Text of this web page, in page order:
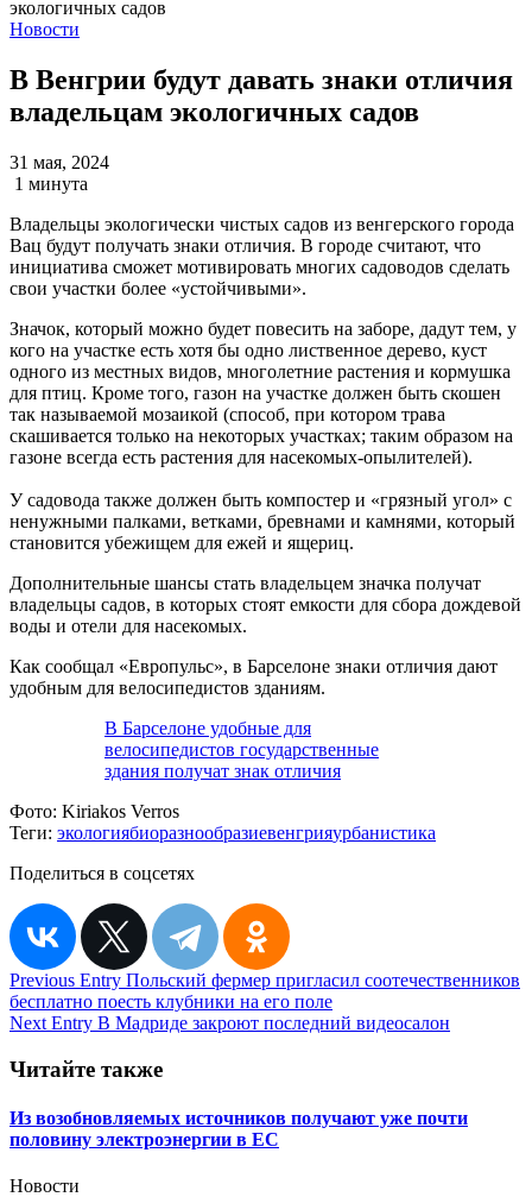
Новости
В Венгрии будут давать знаки отличия
владельцам экологичных садов
31 мая, 2024
1 минута
Владельцы экологически чистых садов из венгерского города
Вац будут получать знаки отличия. В городе считают, что
инициатива сможет мотивировать многих садоводов сделать
свои участки более «устойчивыми».
Значок, который можно будет повесить на заборе, дадут тем, у
кого на участке есть хотя бы одно лиственное дерево, куст
одного из местных видов, многолетние растения и кормушка
для птиц. Кроме того, газон на участке должен быть скошен
так называемой мозаикой (способ, при котором трава
скашивается только на некоторых участках; таким образом на
газоне всегда есть растения для насекомых-опылителей).
У садовода также должен быть компостер и «грязный угол» с
ненужными палками, ветками, бревнами и камнями, который
становится убежищем для ежей и ящериц.
Дополнительные шансы стать владельцем значка получат
владельцы садов, в которых стоят емкости для сбора дождевой
воды и отели для насекомых.
Как сообщал «Европульс», в Барселоне знаки отличия дают
удобным для велосипедистов зданиям.
В Барселоне удобные для
велосипедистов государственные
здания получат знак отличия
Фото: Kiriakos Verros
Теги: экологиябиоразнообразиевенгрияурбанистика
Поделиться в соцсетях
Навигация
по
Previous Entry Польский фермер пригласил соотечественников
бесплатно поесть клубники на его поле
Next Entry В Мадриде закроют последний видеосалон
Читайте также
Из возобновляемых источников получают уже почти
половину электроэнергии в ЕС
Новости